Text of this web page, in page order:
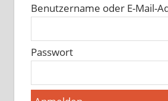
Benutzername oder E-Mail-
Passwort